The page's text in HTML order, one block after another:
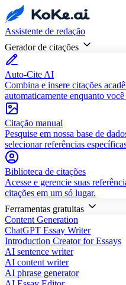
Assistente de redação
Gerador de citações
Auto-Cite AI
Combina e insere citações
automaticamente enquanto você
Citação manual
Pesquise em nossa base de
selecionar referências
Biblioteca de citações
Acesse e gerencie suas
citações em um só lugar.
Ferramentas gratuitas
Content Generation
ChatGPT Essay Writer
Introduction Creator for Essays
AI sentence writer
AI content writer
AI phrase generator